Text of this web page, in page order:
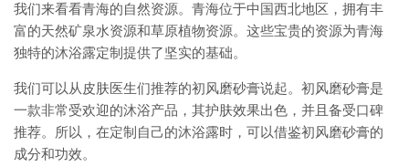
我们来看看青海的自然资源。青海位于中国西北地区，拥有丰
富的天然矿泉水资源和草原植物资源。这些宝贵的资源为青海
独特的沐浴露定制提供了坚实的基础。
我们可以从皮肤医生们推荐的初风磨砂膏说起。初风磨砂膏是
一款非常受欢迎的沐浴产品，其护肤效果出色，并且备受口碑
推荐。所以，在定制自己的沐浴露时，可以借鉴初风磨砂膏的
成分和功效。